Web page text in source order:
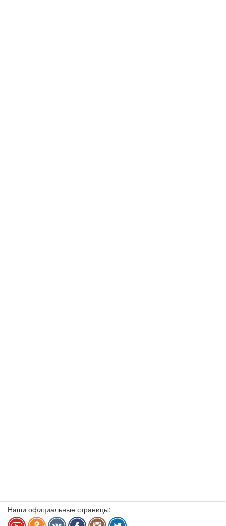
Наши официальные страницы: